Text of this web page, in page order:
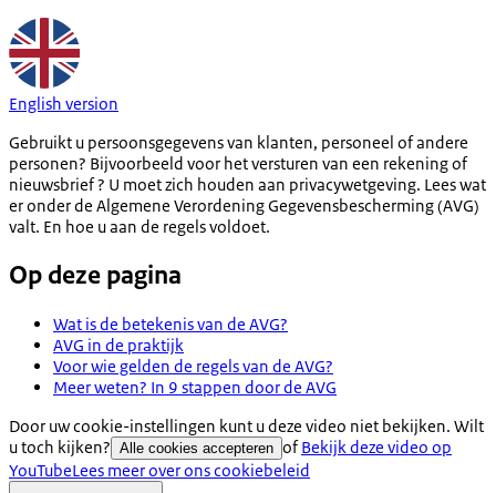
English version
Gebruikt u persoonsgegevens van klanten, personeel of andere
personen? Bijvoorbeeld voor het versturen van een rekening of
nieuwsbrief ? U moet zich houden aan privacywetgeving. Lees wat
er onder de Algemene Verordening Gegevensbescherming (AVG)
valt. En hoe u aan de regels voldoet.
Op deze pagina
Wat is de betekenis van de AVG?
AVG in de praktijk
Voor wie gelden de regels van de AVG?
Meer weten? In 9 stappen door de AVG
Door uw cookie-instellingen kunt u deze video niet bekijken. Wilt
u toch kijken? Alle cookies accepteren of Bekijk deze video op
YouTubeLees meer over ons cookiebeleid